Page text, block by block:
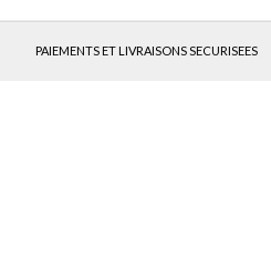
PAIEMENTS ET LIVRAISONS SECURISEES